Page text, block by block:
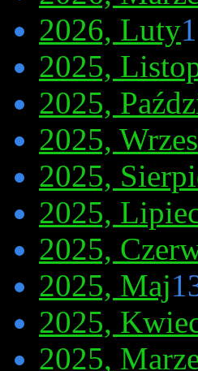
2026, Luty
2025,
2025,
2025,
2025,
2025,
2025,
2025, Maj
2025,
2025,